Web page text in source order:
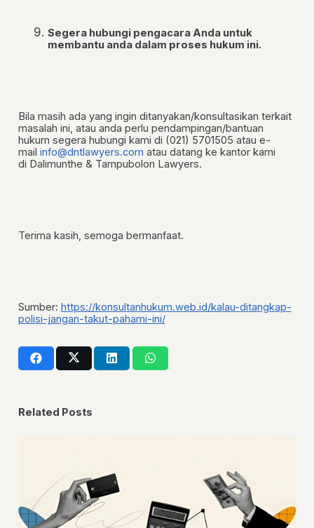
Segera hubungi pengacara Anda untuk
membantu anda dalam proses hukum ini.
Bila masih ada yang ingin ditanyakan/konsultasikan terkait
masalah ini, atau anda perlu pendampingan/bantuan
hukum segera hubungi kami di (021) 5701505 atau e-
mail info@dntlawyers.com atau datang ke kantor kami
di Dalimunthe & Tampubolon Lawyers.
Terima kasih, semoga bermanfaat.
Sumber: https://konsultanhukum.web.id/kalau-ditangkap-
polisi-jangan-takut-pahami-ini/
Related Posts